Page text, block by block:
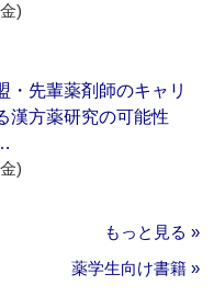
)
・先輩薬剤師のキャリ
漢方薬研究の可能性
)
もっと見る »
薬学生向け書籍 »